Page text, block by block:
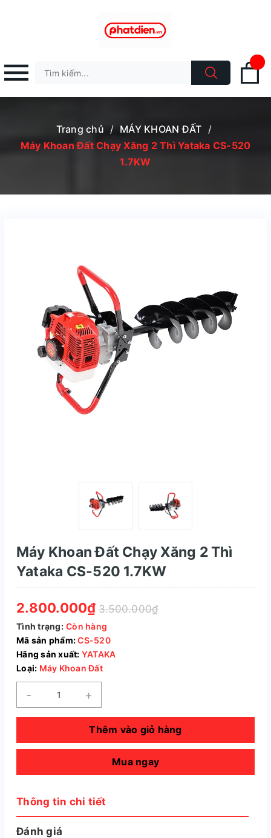
Trang chủ / MÁY KHOAN ĐẤT /
Máy Khoan Đất Chạy Xăng 2 Thì Yataka CS-520
1.7KW
Máy Khoan Đất Chạy Xăng 2 Thì
Yataka CS-520 1.7KW
2.800.000₫ 3.500.000₫
Tình trạng: Còn hàng
Mã sản phẩm:CS-520
Hãng sản xuất: YATAKA
Loại: Máy Khoan Đất
- +
Thêm vào giỏ hàng
Mua ngay
Thông tin chi tiết
Đánh giá